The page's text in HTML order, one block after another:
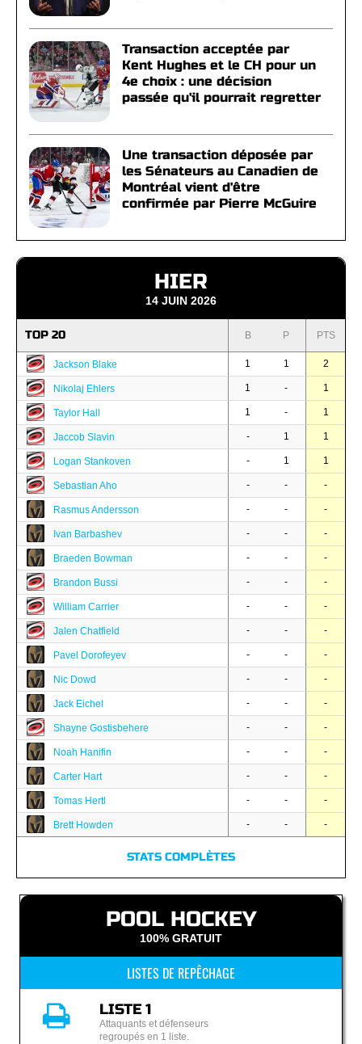
Transaction acceptée par
Kent Hughes et le CH pour un
4e choix : une décision
passée qu'il pourrait regretter
Une transaction déposée par
les Sénateurs au Canadien de
Montréal vient d'être
confirmée par Pierre McGuire
HIER
14 JUIN 2026
TOP 20 B P PTS
Jackson Blake 1 1 2
Nikolaj Ehlers 1 - 1
Taylor Hall 1 - 1
Jaccob Slavin - 1 1
Logan Stankoven - 1 1
Sebastian Aho - - -
Rasmus Andersson - - -
Ivan Barbashev - - -
Braeden Bowman - - -
Brandon Bussi - - -
William Carrier - - -
Jalen Chatfield - - -
Pavel Dorofeyev - - -
Nic Dowd - - -
Jack Eichel - - -
Shayne Gostisbehere - - -
Noah Hanifin - - -
Carter Hart - - -
Tomas Hertl - - -
Brett Howden - - -
STATS COMPLÈTES
POOL HOCKEY
100% GRATUIT
LISTES DE REPÊCHAGE
LISTE 1
Attaquants et défenseurs
regroupés en 1 liste.